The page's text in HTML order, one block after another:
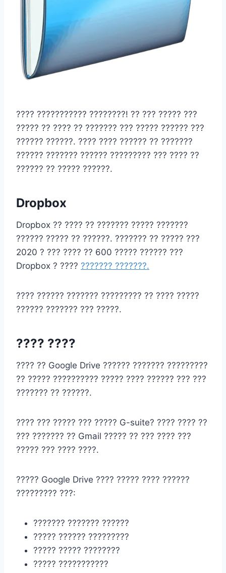
???? ??????????? ????????! ?? ??? ????? ???
????? ?? ???? ?? ??????? ??? ????? ?????? ???
?????? ??????. ???? ???? ?????? ?? ???????
?????? ??????? ?????? ????????? ??? ???? ??
?????? ?? ????? ??????.
Dropbox
Dropbox ?? ???? ?? ??????? ????? ???????
?????? ????? ?? ??????. ??????? ?? ????? ???
2020 ? ??? ???? ?? 600 ????? ?????? ???
Dropbox ? ???? ??????? ???????.
???? ?????? ??????? ????????? ?? ???? ?????
?????? ??????? ??? ?????.
???? ????
???? ?? Google Drive ?????? ??????? ?????????
?? ????? ?????????? ????? ???? ?????? ??? ???
??????? ?? ??????.
???? ??? ????? ??? ????? G-suite? ???? ???? ??
??? ??????? ?? Gmail ????? ?? ??? ???? ???
????? ??? ???? ????.
????? Google Drive ???? ????? ???? ??????
????????? ???:
??????? ??????? ??????
????? ?????? ?????????
????? ????? ????????
????? ???????????